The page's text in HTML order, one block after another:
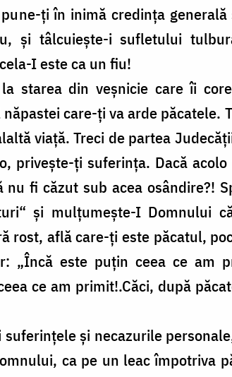
ți în inimă credința generală
și tâlcuiește-i sufletului
I este ca un fiu!
starea din veșnicie care îi
care-ți va arde păcatele.
viață. Treci de partea
privește-ți suferința. Dacă
fi căzut sub acea osândire?!
și mulțumește-I Domnului
rost, află care-ți este păcatul,
„Încă este puțin ceea ce am
ce am primit!.Căci, după
și necazurile
ca pe un leac împotriva